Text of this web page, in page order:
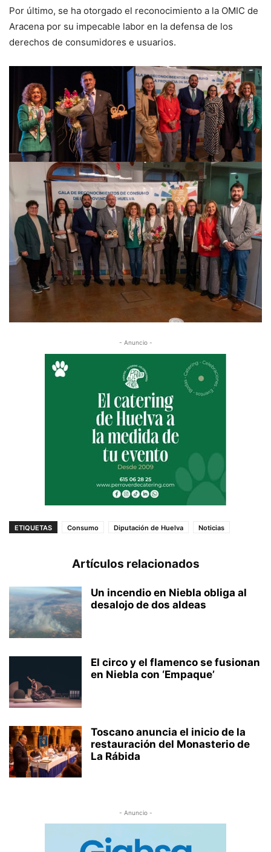
Por último, se ha otorgado el reconocimiento a la OMIC de
Aracena por su impecable labor en la defensa de los
derechos de consumidores e usuarios.
- Anuncio -
ETIQUETAS Consumo Diputación de Huelva Noticias
Artículos relacionados
Un incendio en Niebla obliga al
desalojo de dos aldeas
El circo y el flamenco se fusionan
en Niebla con ‘Empaque’
Toscano anuncia el inicio de la
restauración del Monasterio de
La Rábida
- Anuncio -